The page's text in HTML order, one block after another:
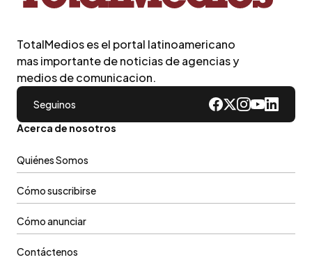
TotalMedios es el portal latinoamericano
mas importante de noticias de agencias y
medios de comunicacion.
Seguinos
Acerca de nosotros
Quiénes Somos
Cómo suscribirse
Cómo anunciar
Contáctenos